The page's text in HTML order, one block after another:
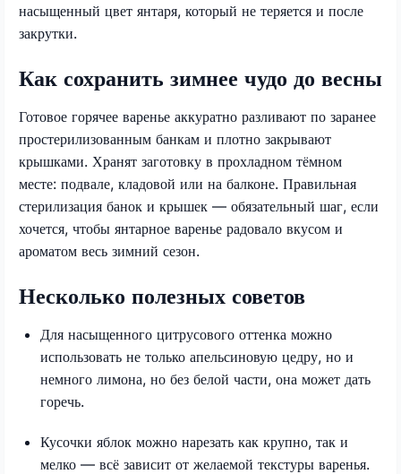
насыщенный цвет янтаря, который не теряется и после
закрутки.​​
Как сохранить зимнее чудо до весны
Готовое горячее варенье аккуратно разливают по заранее
простерилизованным банкам и плотно закрывают
крышками. Хранят заготовку в прохладном тёмном
месте: подвале, кладовой или на балконе. Правильная
стерилизация банок и крышек — обязательный шаг, если
хочется, чтобы янтарное варенье радовало вкусом и
ароматом весь зимний сезон.​
Несколько полезных советов
Для насыщенного цитрусового оттенка можно
использовать не только апельсиновую цедру, но и
немного лимона, но без белой части, она может дать
горечь.​
Кусочки яблок можно нарезать как крупно, так и
мелко — всё зависит от желаемой текстуры варенья.